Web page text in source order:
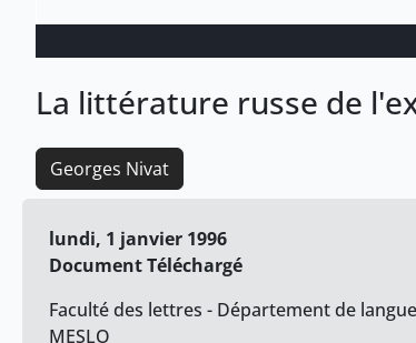
La littérature russe de
Georges Nivat
lundi, 1 janvier 1996
Document Téléchargé
Faculté des lettres - Département de
MESLO